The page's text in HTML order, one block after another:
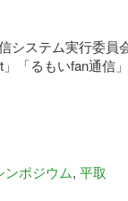
システム実行委員
「るもいfan通信
ンポジウム, 平取